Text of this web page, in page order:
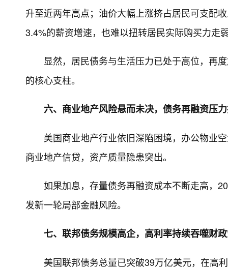
升至近两年高点；油价大幅上涨挤占居民可支配
3.4%的薪资增速，也难以扭转居民实际购买力走
显然，居民债务与生活压力已处于高位，再
的核心支柱。
六、商业地产风险悬而未决，债务再融资压
美国商业地产行业依旧深陷困境，办公物业
商业地产信贷，资产质量隐患突出。
如果加息，存量债务再融资成本不断走高，
发新一轮局部金融风险。
七、联邦债务规模高企，高利率持续吞噬财
美国联邦债务总量已突破39万亿美元，在高